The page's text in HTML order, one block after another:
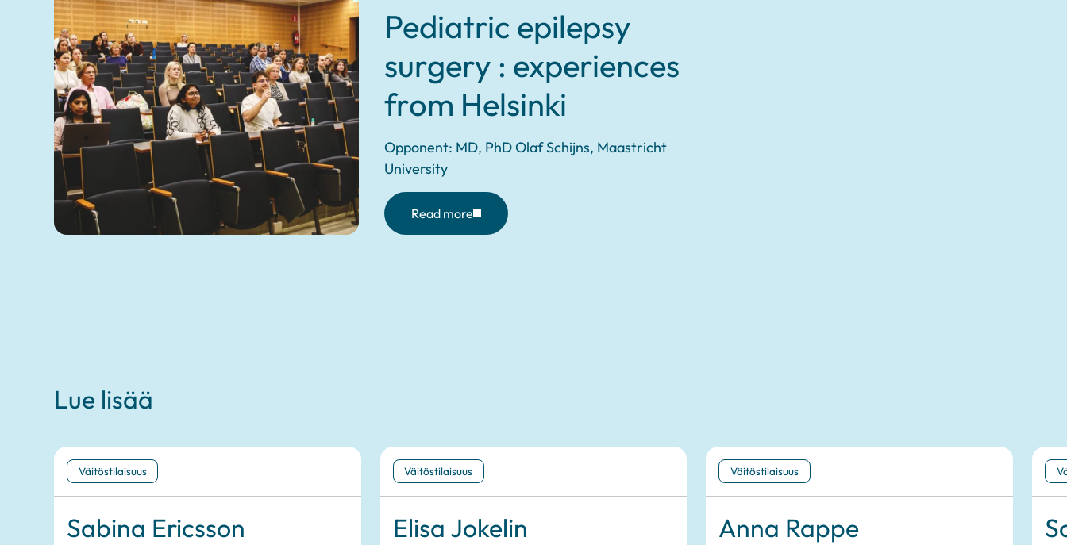
Pediatric epilepsy
surgery : experiences
from Helsinki
Opponent: MD, PhD Olaf Schijns, Maastricht
University
Read more
Lue lisää
Väitöstilaisuus
Sabina Ericsson
Väitöstilaisuus
Elisa Jokelin
Väitöstilaisuus
Anna Rappe